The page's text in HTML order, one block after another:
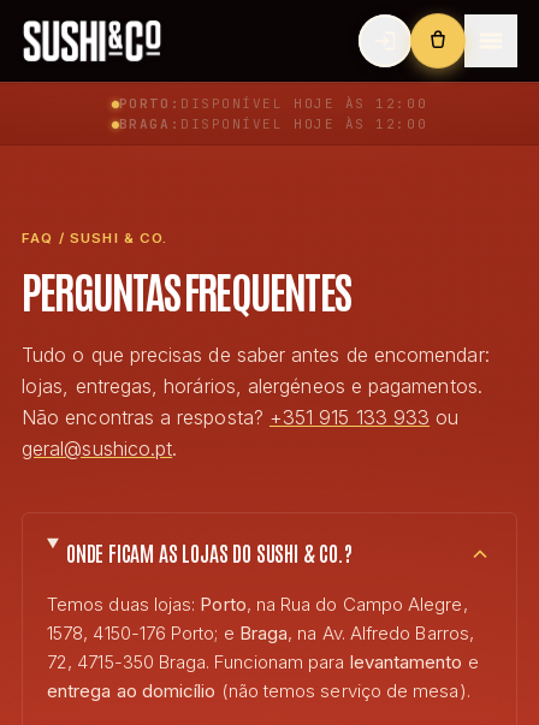
PORTO: DISPONÍVEL HOJE ÀS 12:00
BRAGA: DISPONÍVEL HOJE ÀS 12:00
FAQ / SUSHI & CO.
PERGUNTAS FREQUENTES
Tudo o que precisas de saber antes de encomendar:
lojas, entregas, horários, alergéneos e pagamentos.
Não encontras a resposta? +351 915 133 933 ou
geral@sushico.pt.
ONDE FICAM AS LOJAS DO SUSHI & CO.?
Temos duas lojas: Porto, na Rua do Campo Alegre,
1578, 4150-176 Porto; e Braga, na Av. Alfredo Barros,
72, 4715-350 Braga. Funcionam para levantamento e
entrega ao domicílio (não temos serviço de mesa).